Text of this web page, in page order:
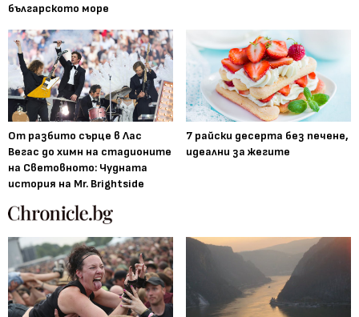
българското море
От разбито сърце в Лас
Вегас до химн на стадионите
на Световното: Чудната
история на Mr. Brightside
7 райски десерта без печене,
идеални за жегите